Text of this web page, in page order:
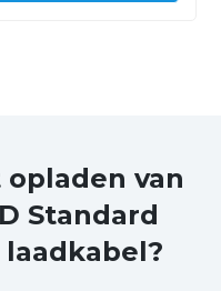
van
Standard